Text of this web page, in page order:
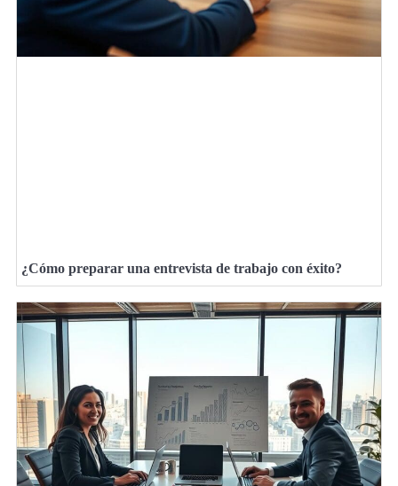
¿Cómo preparar una entrevista de trabajo con éxito?